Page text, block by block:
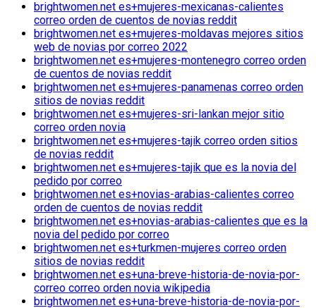
brightwomen.net es+mujeres-mexicanas-calientes
correo orden de cuentos de novias reddit
brightwomen.net es+mujeres-moldavas mejores sitios
web de novias por correo 2022
brightwomen.net es+mujeres-montenegro correo orden
de cuentos de novias reddit
brightwomen.net es+mujeres-panamenas correo orden
sitios de novias reddit
brightwomen.net es+mujeres-sri-lankan mejor sitio
correo orden novia
brightwomen.net es+mujeres-tajik correo orden sitios
de novias reddit
brightwomen.net es+mujeres-tajik que es la novia del
pedido por correo
brightwomen.net es+novias-arabias-calientes correo
orden de cuentos de novias reddit
brightwomen.net es+novias-arabias-calientes que es la
novia del pedido por correo
brightwomen.net es+turkmen-mujeres correo orden
sitios de novias reddit
brightwomen.net es+una-breve-historia-de-novia-por-
correo correo orden novia wikipedia
brightwomen.net es+una-breve-historia-de-novia-por-